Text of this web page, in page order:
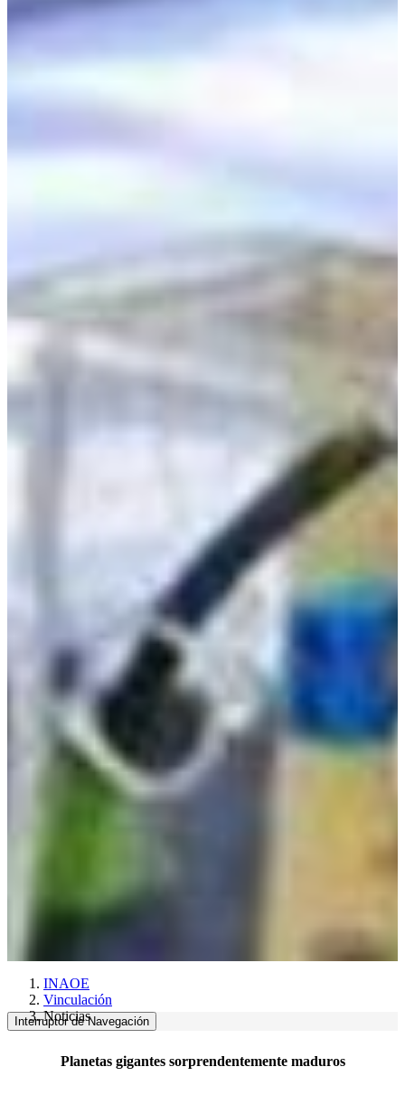
INAOE
Vinculación
Noticias
Interruptor de Navegación
Planetas gigantes sorprendentemente maduros